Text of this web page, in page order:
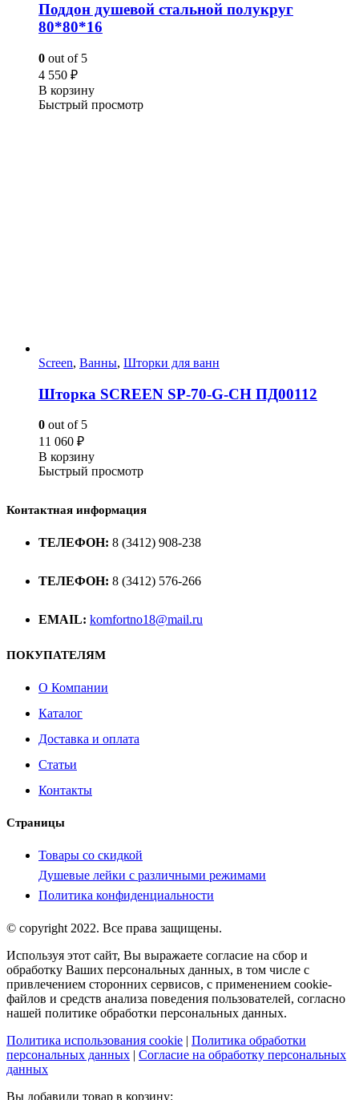
Поддон душевой стальной полукруг
80*80*16
0 out of 5
4 550 ₽
В корзину
Быстрый просмотр
Screen, Ванны, Шторки для ванн
Шторка SCREEN SP-70-G-CH ПД00112
0 out of 5
11 060 ₽
В корзину
Быстрый просмотр
Контактная информация
ТЕЛЕФОН: 8 (3412) 908-238
ТЕЛЕФОН: 8 (3412) 576-266
EMAIL: komfortno18@mail.ru
ПОКУПАТЕЛЯМ
О Компании
Каталог
Доставка и оплата
Статьи
Контакты
Страницы
Товары со скидкой
Душевые лейки с различными режимами
Политика конфиденциальности
© copyright 2022. Все права защищены.
Используя этот сайт, Вы выражаете согласие на сбор и
обработку Ваших персональных данных, в том числе с
привлечением сторонних сервисов, с применением cookie-
файлов и средств анализа поведения пользователей, согласно
нашей политике обработки персональных данных.
Политика использования cookie | Политика обработки
персональных данных | Согласие на обработку персональных
данных
Вы добавили товар в корзину: